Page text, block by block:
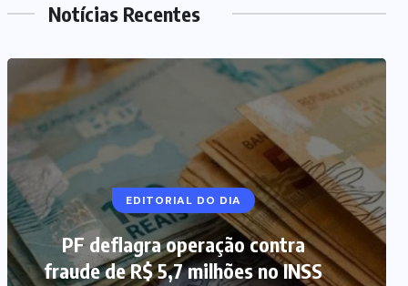
Notícias Recentes
EDITORIAL DO DIA
PF deflagra operação contra
fraude de R$ 5,7 milhões no INSS
NOTÍCIAS DO BRASIL
Mega-Sena 3.041 acumula, e
prêmio estimado chega a R$ 165